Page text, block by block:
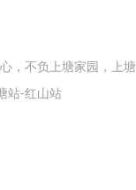
，不负上塘家园，上塘
站-红山站